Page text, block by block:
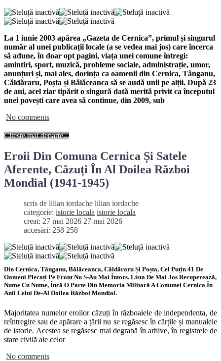
La 1 iunie 2003 apărea „Gazeta de Cernica”, primul și singurul
număr al unei publicații locale (a se vedea mai jos) care încerca
să adune, în doar opt pagini, viața unei comune întregi:
amintiri, sport, muzică, probleme sociale, administrație, umor,
anunțuri și, mai ales, dorința ca oamenii din Cernica, Tânganu,
Căldăraru, Poșta și Bălăceanca să se audă unii pe alții. După 23
de ani, acel ziar tipărit o singură dată merită privit ca începutul
unei povești care avea să continue, din 2009, sub
No comments
Citește mai departe...
Eroii Din Comuna Cernica Și Satele
Aferente, Căzuți În Al Doilea Război
Mondial (1941-1945)
scris de lilian iordache lilian iordache
categorie: istorie locala istorie locala
creat: 27 mai 2026 27 mai 2026
accesări: 258 258
Din Cernica, Tânganu, Bălăceanca, Căldăraru Și Poșta, Cel Puțin 41 De
Oameni Plecați Pe Front Nu S-Au Mai Întors. Lista De Mai Jos Recuperează,
Nume Cu Nume, Încă O Parte Din Memoria Militară A Comunei Cernica În
Anii Celui De-Al Doilea Război Mondial.
Majoritatea numelor eroilor căzuți în războaiele de independenta, de
reîntregire sau de apărare a țării nu se regăsesc în cărțile și manualele
de istorie. Acestea se regăsesc mai degrabă în arhive, în registrele de
stare civilă ale celor
No comments